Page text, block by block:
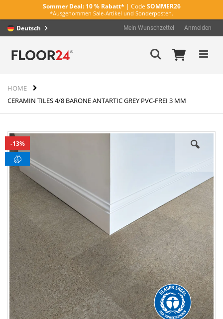
Sommer Deal: 10 % Rabatt* | Code SOMMER26
*Ausgenommen Sale-Artikel und Sonderposten.
Mein
Mein Wunschzettel Anmelden
Suche
HOME
CERAMIN TILES 4/8 BARONE ANTARTIC GREY PVC-FREI 3 MM
Zum
Ende
der
Bildergalerie
springen
13%
Deutsch